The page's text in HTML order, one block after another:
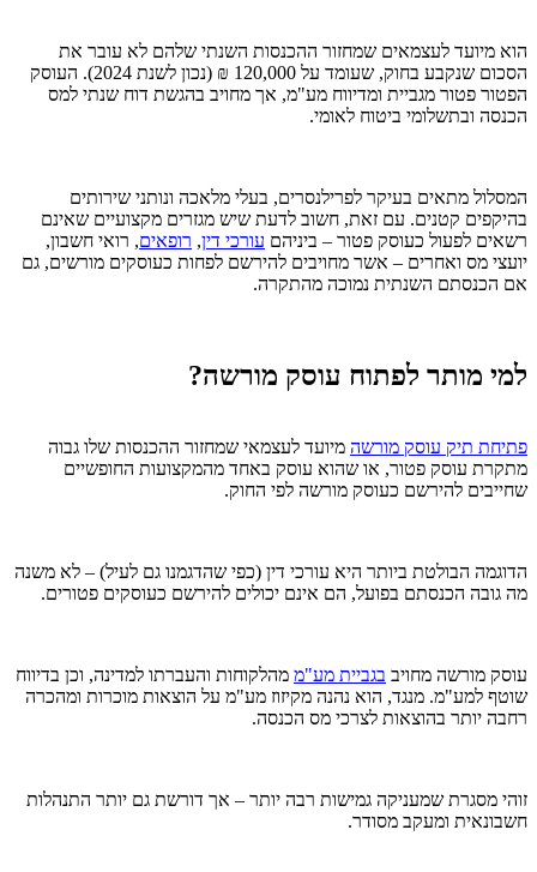
הוא מיועד לעצמאים שמחזור ההכנסות השנתי שלהם לא עובר את
הסכום שנקבע בחוק, שעומד על 120,000 ₪ (נכון לשנת 2024). העוסק
הפטור פטור מגביית ומדיווח מע"מ, אך מחויב בהגשת דוח שנתי למס
הכנסה ובתשלומי ביטוח לאומי.
המסלול מתאים בעיקר לפרילנסרים, בעלי מלאכה ונותני שירותים
בהיקפים קטנים. עם זאת, חשוב לדעת שיש מגזרים מקצועיים שאינם
רשאים לפעול כעוסק פטור – ביניהם עורכי דין, רופאים, רואי חשבון,
יועצי מס ואחרים – אשר מחויבים להירשם לפחות כעוסקים מורשים, גם
אם הכנסתם השנתית נמוכה מהתקרה.
למי מותר לפתוח עוסק מורשה?
פתיחת תיק עוסק מורשה מיועד לעצמאי שמחזור ההכנסות שלו גבוה
מתקרת עוסק פטור, או שהוא עוסק באחד מהמקצועות החופשיים
שחייבים להירשם כעוסק מורשה לפי החוק.
הדוגמה הבולטת ביותר היא עורכי דין (כפי שהדגמנו גם לעיל) – לא משנה
מה גובה הכנסתם בפועל, הם אינם יכולים להירשם כעוסקים פטורים.
עוסק מורשה מחויב בגביית מע"מ מהלקוחות והעברתו למדינה, וכן בדיווח
שוטף למע"מ. מנגד, הוא נהנה מקיזוז מע"מ על הוצאות מוכרות ומהכרה
רחבה יותר בהוצאות לצרכי מס הכנסה.
זוהי מסגרת שמעניקה גמישות רבה יותר – אך דורשת גם יותר התנהלות
חשבונאית ומעקב מסודר.